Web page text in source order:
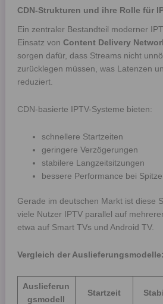
CDN-Strukturen und ihre Rolle für
Ein zentraler Bestandteil moderner
Einsatz von Content Delivery
sorgen dafür, dass Streams nicht
zurücklegen müssen, was Latenzen
reduziert.
CDN-basierte IPTV-Systeme bieten:
schnellere Startzeiten
geringere Verzögerungen
stabilere Langzeitsitzungen
bessere Performance bei
Gerade im deutschen Markt ist diese
viele Nutzer IPTV parallel auf
etwa auf Smart TVs und Android TV.
Vergleich der Auslieferungsmodelle:
Auslieferun
gsmodell
Startzeit